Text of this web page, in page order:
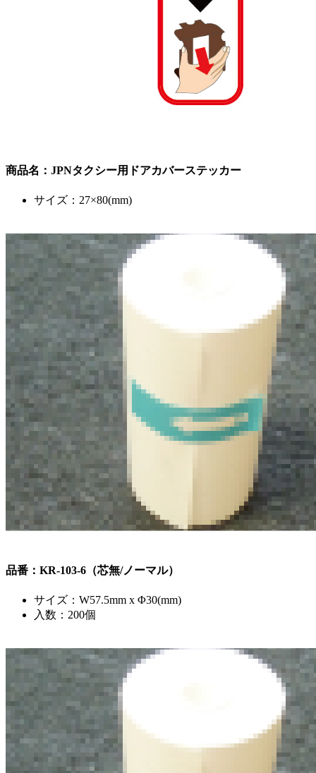
商品名：JPNタクシー用ドアカバーステッカー
サイズ：27×80(mm)
品番：KR-103-6（芯無/ノーマル）
サイズ：W57.5mm x Φ30(mm)
入数：200個